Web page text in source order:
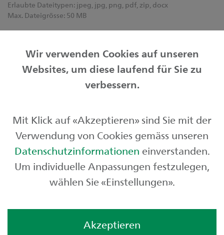
Erlaubte Dateitypen: jpeg, jpg, png, pdf, zip, docx
Max. Dateigrösse: 50 MB
finden Sie untersgkb.ch/datenschutz.
Senden
Wir verwenden Cookies auf unseren
Websites, um diese laufend für Sie zu
verbessern.
Mit Klick auf «Akzeptieren» sind Sie mit der
Verwendung von Cookies gemäss unseren
Datenschutzinformationen einverstanden.
Um individuelle Anpassungen festzulegen,
wählen Sie «Einstellungen».
Akzeptieren